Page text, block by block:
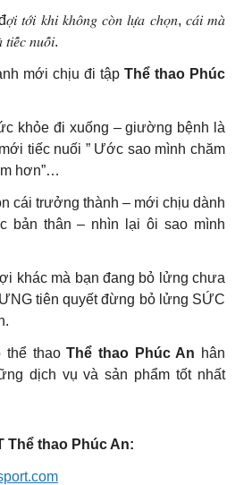
𝑡𝑜̛́𝑖 𝑘ℎ𝑖 𝑘ℎ𝑜̂𝑛𝑔 𝑐𝑜̀𝑛 𝑙𝑢̛̣𝑎 𝑐ℎ𝑜̣𝑛, 𝑐𝑎́𝑖 𝑚𝑎̀
𝑛𝑢𝑜̂́𝑖.
mới chịu đi tập Thể thao Phúc
khỏe đi xuống – giường bệnh là
tiếc nuối ” Ước sao mình chăm
hơn”…
cái trưởng thành – mới chịu dành
bản thân – nhìn lại ôi sao mình
khác mà bạn đang bỏ lửng chưa
tiên quyết đừng bỏ lửng SỨC
thể thaoThể thao Phúc An hân
dịch vụ và sản phẩm tốt nhất
Thể thao Phúc An: